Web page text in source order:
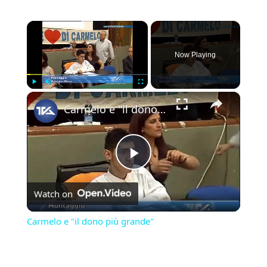
×
Play Unmute Fullscreen
Now Playing
×
Play
Video
Carmelo e "il dono più grande"
Watch on
Carmelo e "il dono più grande"